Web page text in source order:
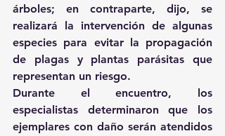
árboles; en contraparte, dijo, se
realizará la intervención de algunas
especies para evitar la propagación
de plagas y plantas parásitas que
representan un riesgo.
Durante el encuentro, los
especialistas determinaron que los
ejemplares con daño serán atendidos